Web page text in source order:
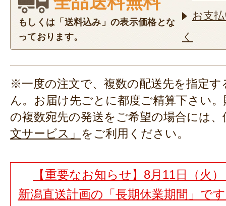
もしくは「送料込み」の表示価格とな
っております。
お支
く
※一度の注文で、複数の配送先を指定
ん。お届け先ごとに都度ご精算下さい
の複数宛先の発送をご希望の場合には、
文サービス」 をご利用ください。
【重要なお知らせ】8月11日（火
新潟直送計画の「長期休業期間」で